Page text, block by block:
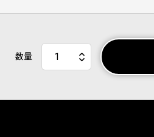
数量